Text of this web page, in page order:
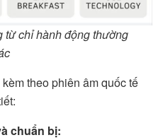
từ chỉ hành động thường
theo phiên âm quốc tế
chuẩn bị: